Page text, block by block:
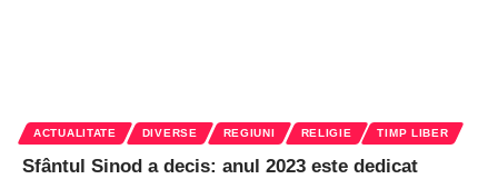
ACTUALITATE DIVERSE REGIUNI RELIGIE TIMP LIBER
Sfântul Sinod a decis: anul 2023 este dedicat